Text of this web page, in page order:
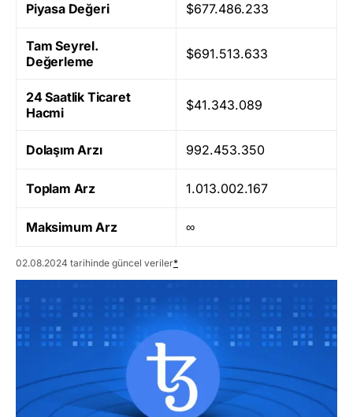
Piyasa Değeri $677.486.233
Tam Seyrel.
Değerleme
$691.513.633
24 Saatlik Ticaret
Hacmi
$41.343.089
Dolaşım Arzı 992.453.350
Toplam Arz 1.013.002.167
Maksimum Arz ∞
02.08.2024 tarihinde güncel veriler*